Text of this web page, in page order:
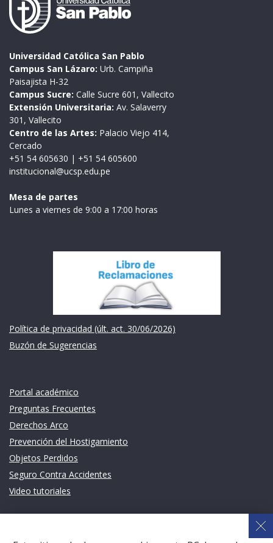
Universidad Católica San Pablo
Campus San Lázaro: Urb. Campiña
Paisajista H-32
Campus Sucre: Calle Sucre 601, Vallecito
Extensión Universitaria: Av. Salaverry
301, Vallecito
Centro de las Artes: Palacio Viejo 414,
Cercado
+51 54 605630 | +51 54 605600
institucional@ucsp.edu.pe
Mesa de partes
Lunes a viernes de 9:00 a 17:00 horas
Política de privacidad (últ. act. 30/06/2026)
Buzón de Sugerencias
Portal académico
Preguntas Frecuentes
Derechos Arco
Prevención del Hostigamiento
Objetos Perdidos
Seguro Contra Accidentes
Video tutoriales